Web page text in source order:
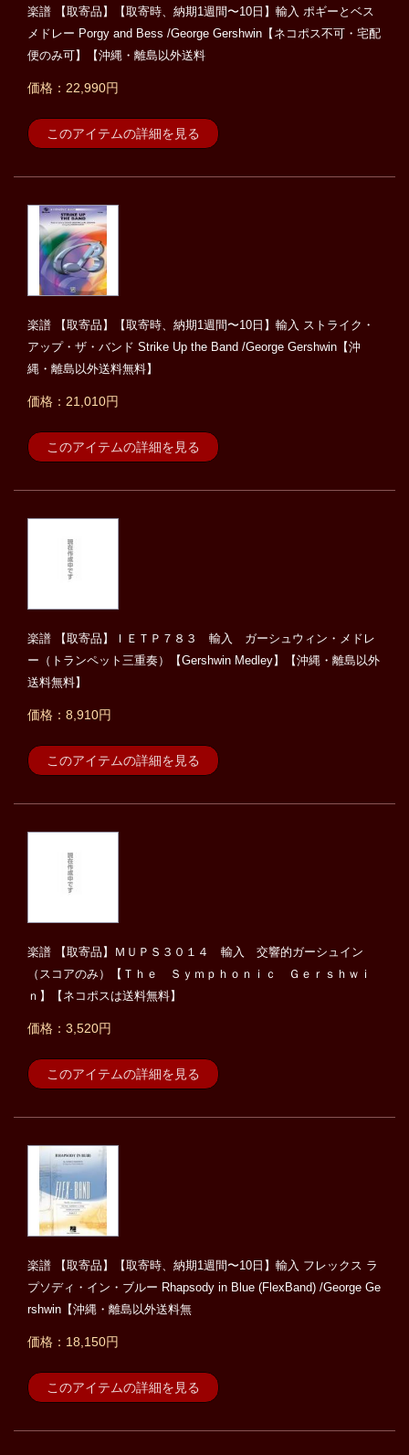
楽譜 【取寄品】【取寄時、納期1週間〜10日】輸入 ポギーとベス
メドレー Porgy and Bess /George Gershwin【ネコポス不可・宅配
便のみ可】【沖縄・離島以外送料
価格：22,990円
このアイテムの詳細を見る
楽譜 【取寄品】【取寄時、納期1週間〜10日】輸入 ストライク・
アップ・ザ・バンド Strike Up the Band /George Gershwin【沖
縄・離島以外送料無料】
価格：21,010円
このアイテムの詳細を見る
楽譜 【取寄品】ＩＥＴＰ７８３ 輸入 ガーシュウィン・メドレ
ー（トランペット三重奏）【Gershwin Medley】【沖縄・離島以外
送料無料】
価格：8,910円
このアイテムの詳細を見る
楽譜 【取寄品】ＭＵＰＳ３０１４ 輸入 交響的ガーシュイン
（スコアのみ）【Ｔｈｅ Ｓｙｍｐｈｏｎｉｃ Ｇｅｒｓｈｗｉ
ｎ】【ネコポスは送料無料】
価格：3,520円
このアイテムの詳細を見る
楽譜 【取寄品】【取寄時、納期1週間〜10日】輸入 フレックス ラ
プソディ・イン・ブルー Rhapsody in Blue (FlexBand) /George Ge
rshwin【沖縄・離島以外送料無
価格：18,150円
このアイテムの詳細を見る